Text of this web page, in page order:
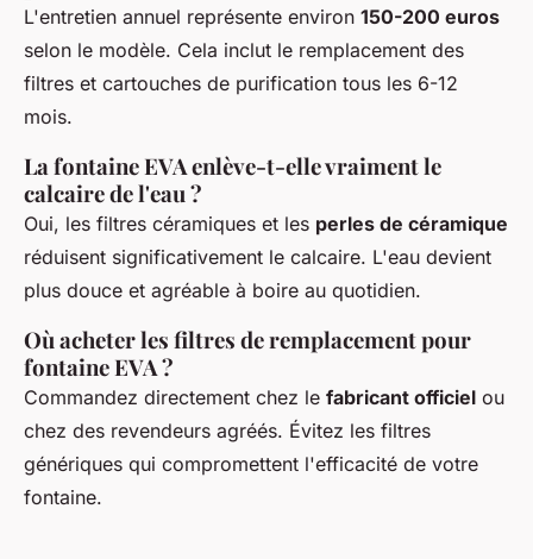
L'entretien annuel représente environ 150-200 euros
selon le modèle. Cela inclut le remplacement des
filtres et cartouches de purification tous les 6-12
mois.
La fontaine EVA enlève-t-elle vraiment le
calcaire de l'eau ?
Oui, les filtres céramiques et les perles de céramique
réduisent significativement le calcaire. L'eau devient
plus douce et agréable à boire au quotidien.
Où acheter les filtres de remplacement pour
fontaine EVA ?
Commandez directement chez le fabricant officiel ou
chez des revendeurs agréés. Évitez les filtres
génériques qui compromettent l'efficacité de votre
fontaine.